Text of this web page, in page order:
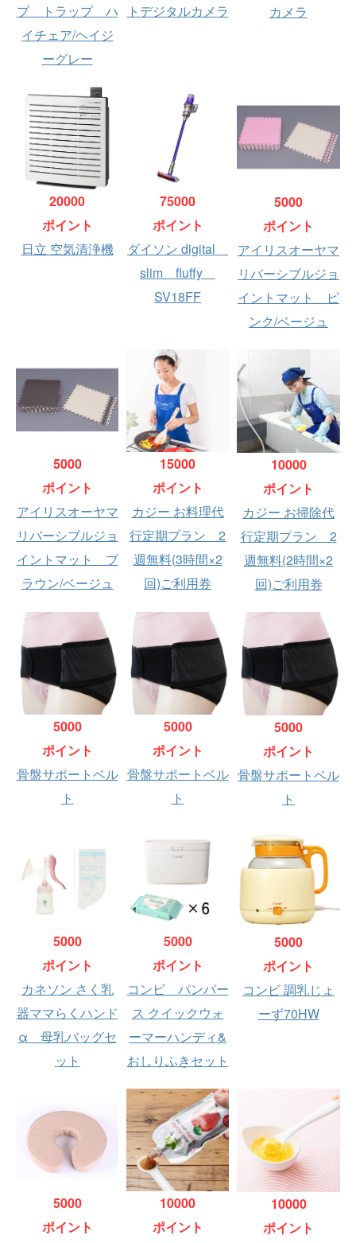
プ トラップ ハ
イチェア/ヘイジ
ーグレー
トデジタルカメラ
カメラ
20000
ポイント
日立 空気清浄機
75000
ポイント
ダイソン digital
slim fluffy
SV18FF
5000
ポイント
アイリスオーヤマ
リバーシブルジョ
イントマット ピ
ンク/ベージュ
5000
ポイント
アイリスオーヤマ
リバーシブルジョ
イントマット ブ
ラウン/ベージュ
15000
ポイント
カジー お料理代
行定期プラン 2
週無料(3時間×2
回)ご利用券
10000
ポイント
カジー お掃除代
行定期プラン 2
週無料(2時間×2
回)ご利用券
5000
ポイント
骨盤サポートベル
ト
5000
ポイント
骨盤サポートベル
ト
5000
ポイント
骨盤サポートベル
ト
5000
ポイント
カネソン さく乳
器ママらくハンド
α 母乳バッグセ
ット
5000
ポイント
コンビ パンパー
ス クイックウォ
ーマーハンディ&
おしりふきセット
5000
ポイント
コンビ 調乳じょ
ーず70HW
5000
ポイント
10000
ポイント
10000
ポイント